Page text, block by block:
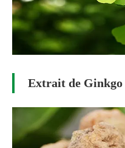
Extrait de Ginkgo